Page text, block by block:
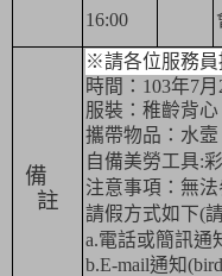
16:00
備
註
※請各位服務員
時間： 103年7月
服裝：稚齡背心
攜帶物品：水壼
自備美勞工具:
注意事項：無
請假方式如下(
a.電話或簡訊通
b.E-mail通知